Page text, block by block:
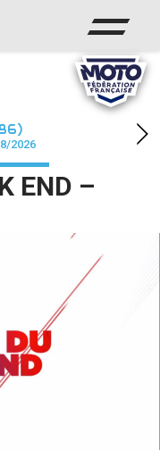
2026
END –